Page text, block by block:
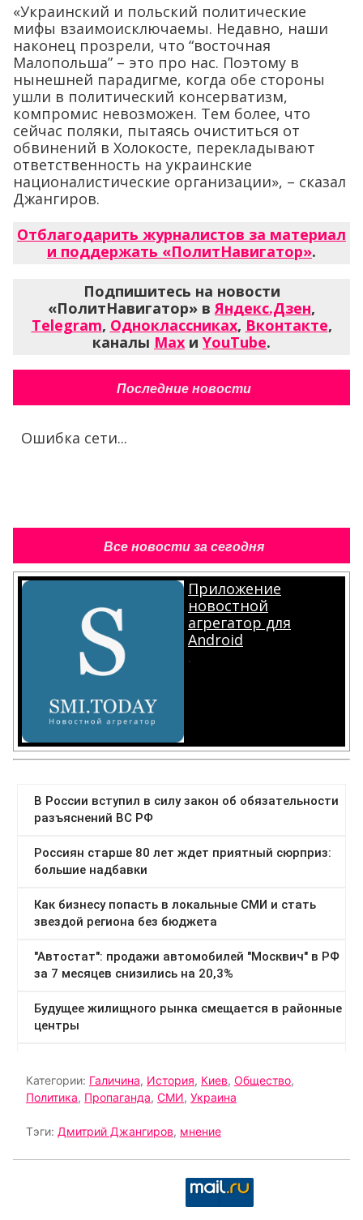
«Украинский и польский политические
мифы взаимоисключаемы. Недавно, наши
наконец прозрели, что “восточная
Малопольша” – это про нас. Поэтому в
нынешней парадигме, когда обе стороны
ушли в политический консерватизм,
компромис невозможен. Тем более, что
сейчас поляки, пытаясь очиститься от
обвинений в Холокосте, перекладывают
ответственность на украинские
националистические организации», – сказал
Джангиров.
Отблагодарить журналистов за материал
и поддержать «ПолитНавигатор».
Подпишитесь на новости
«ПолитНавигатор» в Яндекс.Дзен,
Telegram, Одноклассниках, Вконтакте,
каналы Max и YouTube.
Последние новости
Ошибка сети...
Все новости за сегодня
Приложение
новостной
агрегатор для
Android
.
Категории: Галичина, История, Киев, Общество,
Политика, Пропаганда, СМИ, Украина
Тэги: Дмитрий Джангиров, мнение